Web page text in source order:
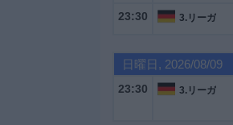
23:30 3.リーガ
日曜日, 2026/08/09
23:30 3.リーガ